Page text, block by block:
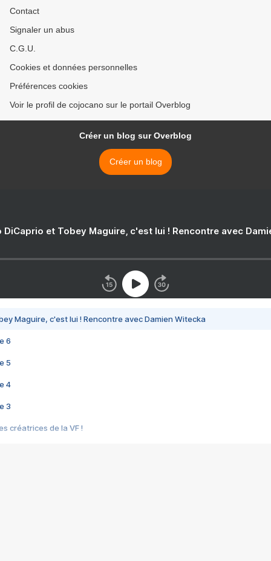
Contact
Signaler un abus
C.G.U.
Cookies et données personnelles
Préférences cookies
Voir le profil de cojocano sur le portail Overblog
Créer un blog sur Overblog
Créer un blog
DiCaprio et Tobey Maguire, c'est lui ! Rencontre avec
Maguire, c'est lui ! Rencontre avec Damien Witecka
6
5
4
3
créatrices de la VF !